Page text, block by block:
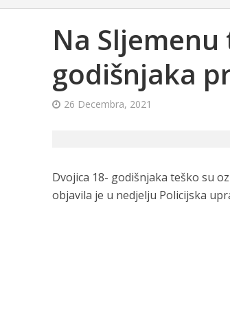
Na
godišnjaka
26 Decembra, 2021
Dvojica 18- godišnjaka teško su
objavila je u nedjelju Policijska